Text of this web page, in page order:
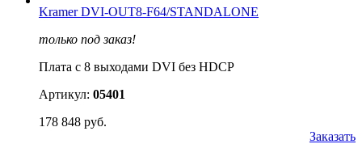
Kramer DVI-OUT8-F64/STANDALONE
только под заказ!
Плата c 8 выходами DVI без HDCP
Артикул: 05401
178 848 руб.
Заказать